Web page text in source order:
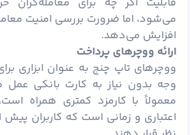
می‌شود، اما ضرورت بررسی امنیت
افزایش می‌دهد.
ارائه ووچرهای پرداخت
ووچرهای تاپ چنج به عنوان ابزاری
وجه بدون نیاز به کارت بانکی
معمولاً با کارمزد کمتری همراه
اعتباری و زمانی است که کاربران پیش